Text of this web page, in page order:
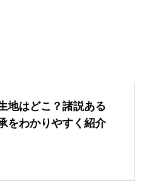
地はどこ？諸説ある
をわかりやすく紹介